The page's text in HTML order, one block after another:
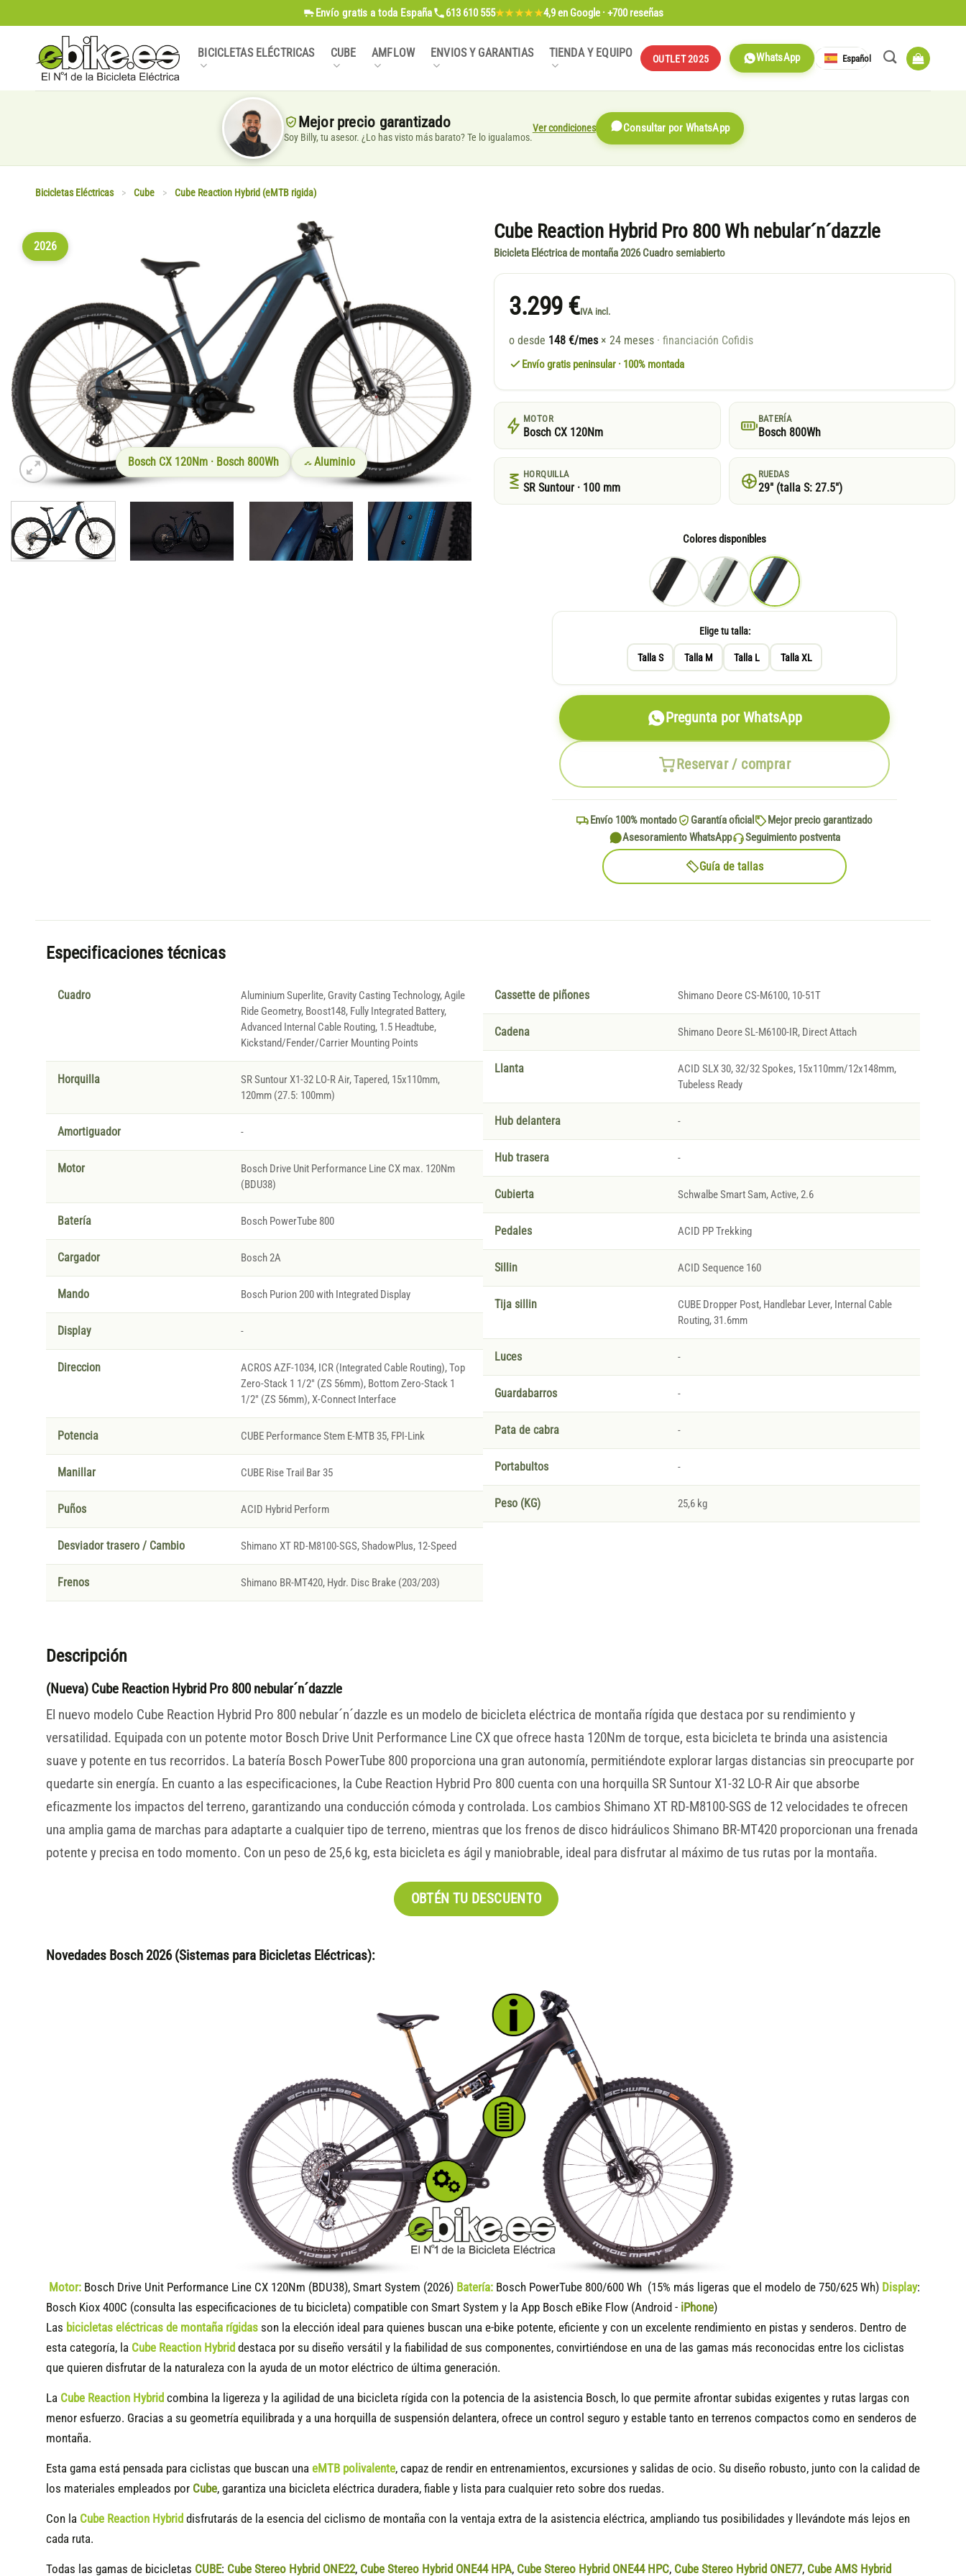
al
contenido
Envío gratis a toda España 613 610 555★★★★★4,9en Google · +700 reseñas
BICICLETAS ELÉCTRICAS CUBE AMFLOW ENVIOS Y GARANTIAS TIENDA Y EQUIPO OUTLET 2025 WhatsApp Español
Mejor precio garantizado
Soy Billy, tu asesor. ¿Lo has visto más barato? Te lo igualamos.
Ver condiciones Consultar por WhatsApp
Bicicletas Eléctricas > Cube > Cube Reaction Hybrid (eMTB rigida)
2026
Bosch CX 120Nm · Bosch 800Wh Aluminio
Cube Reaction Hybrid Pro 800 Wh nebular´n´dazzle
Bicicleta Eléctrica de montaña 2026 Cuadro semiabierto
3.299 €IVA incl.
o desde 148 €/mes × 24 meses · financiación Cofidis
Envío gratis peninsular · 100% montada
MOTOR
Bosch CX 120Nm
BATERÍA
Bosch 800Wh
HORQUILLA
SR Suntour · 100 mm
RUEDAS
29″ (talla S: 27.5″)
Colores disponibles
Elige tu talla:
Talla S Talla M Talla L Talla XL
Reservar / comprar
Pregunta por WhatsApp
Envío 100% montado Garantía oficial
Mejor precio garantizado
Asesoramiento WhatsApp
Seguimiento postventa
Guía de tallas
Especificaciones técnicas
Cuadro
Aluminium Superlite, Gravity Casting Technology, Agile
Ride Geometry, Boost148, Fully Integrated Battery,
Advanced Internal Cable Routing, 1.5 Headtube,
Kickstand/Fender/Carrier Mounting Points
Horquilla
SR Suntour X1-32 LO-R Air, Tapered, 15x110mm,
120mm (27.5: 100mm)
Amortiguador -
Motor
Bosch Drive Unit Performance Line CX max. 120Nm
(BDU38)
Batería Bosch PowerTube 800
Cargador Bosch 2A
Mando Bosch Purion 200 with Integrated Display
Display -
Direccion
ACROS AZF-1034, ICR (Integrated Cable Routing), Top
Zero-Stack 1 1/2" (ZS 56mm), Bottom Zero-Stack 1
1/2" (ZS 56mm), X-Connect Interface
Potencia CUBE Performance Stem E-MTB 35, FPI-Link
Manillar CUBE Rise Trail Bar 35
Puños ACID Hybrid Perform
Desviador trasero / Cambio Shimano XT RD-M8100-SGS, ShadowPlus, 12-Speed
Frenos Shimano BR-MT420, Hydr. Disc Brake (203/203)
Cassette de piñones Shimano Deore CS-M6100, 10-51T
Cadena Shimano Deore SL-M6100-IR, Direct Attach
Llanta
ACID SLX 30, 32/32 Spokes, 15x110mm/12x148mm,
Tubeless Ready
Hub delantera -
Hub trasera -
Cubierta Schwalbe Smart Sam, Active, 2.6
Pedales ACID PP Trekking
Sillin ACID Sequence 160
Tija sillin
CUBE Dropper Post, Handlebar Lever, Internal Cable
Routing, 31.6mm
Luces -
Guardabarros -
Pata de cabra -
Portabultos -
Peso (KG) 25,6 kg
Descripción
(Nueva) Cube Reaction Hybrid Pro 800 nebular´n´dazzle
El nuevo modelo Cube Reaction Hybrid Pro 800 nebular´n´dazzle es un modelo de bicicleta eléctrica de montaña rígida que destaca por su rendimiento y
versatilidad. Equipada con un potente motor Bosch Drive Unit Performance Line CX que ofrece hasta 120Nm de torque, esta bicicleta te brinda una asistencia
suave y potente en tus recorridos. La batería Bosch PowerTube 800 proporciona una gran autonomía, permitiéndote explorar largas distancias sin preocuparte por
quedarte sin energía. En cuanto a las especificaciones, la Cube Reaction Hybrid Pro 800 cuenta con una horquilla SR Suntour X1-32 LO-R Air que absorbe
eficazmente los impactos del terreno, garantizando una conducción cómoda y controlada. Los cambios Shimano XT RD-M8100-SGS de 12 velocidades te ofrecen
una amplia gama de marchas para adaptarte a cualquier tipo de terreno, mientras que los frenos de disco hidráulicos Shimano BR-MT420 proporcionan una frenada
potente y precisa en todo momento. Con un peso de 25,6 kg, esta bicicleta es ágil y maniobrable, ideal para disfrutar al máximo de tus rutas por la montaña.
OBTÉN TU DESCUENTO
Novedades Bosch 2026 (Sistemas para Bicicletas Eléctricas):
Motor:Bosch Drive Unit Performance Line CX 120Nm (BDU38), Smart System (2026) Batería:Bosch PowerTube 800/600 Wh (15% más ligeras que el modelo de 750/625 Wh) Display:
Bosch Kiox 400C (consulta las especificaciones de tu bicicleta) compatiblecon Smart System y la App Bosch eBike Flow (Android - iPhone)
Las bicicletas eléctricas de montaña rígidasson la elección ideal para quienes buscan una e-bike potente, eficiente y con un excelente rendimiento en pistas y senderos. Dentro de
esta categoría, la Cube Reaction Hybrid destaca por su diseño versátil y la fiabilidad de sus componentes, convirtiéndose en una de las gamas más reconocidas entre los ciclistas
que quieren disfrutar de la naturaleza con la ayuda de un motor eléctrico de última generación.
La Cube Reaction Hybrid combina la ligereza y la agilidad de una bicicleta rígida con la potencia de la asistencia Bosch, lo que permite afrontar subidas exigentes y rutas largas con
menor esfuerzo. Gracias a su geometría equilibrada y a una horquilla de suspensión delantera, ofrece un control seguro y estable tanto en terrenos compactos como en senderos de
montaña.
Esta gama está pensada para ciclistas que buscan una eMTB polivalente, capaz de rendir en entrenamientos, excursiones y salidas de ocio. Su diseño robusto, junto con la calidad de
los materiales empleados por Cube, garantiza una bicicleta eléctrica duradera, fiable y lista para cualquier reto sobre dos ruedas.
Con la Cube Reaction Hybrid disfrutarás de la esencia del ciclismo de montaña con la ventaja extra de la asistencia eléctrica, ampliando tus posibilidades y llevándote más lejos en
cada ruta.
Todas las gamas de bicicletas CUBE: Cube Stereo Hybrid ONE22, Cube Stereo Hybrid ONE44 HPA, Cube Stereo Hybrid ONE44 HPC, Cube Stereo Hybrid ONE77, Cube AMS Hybrid